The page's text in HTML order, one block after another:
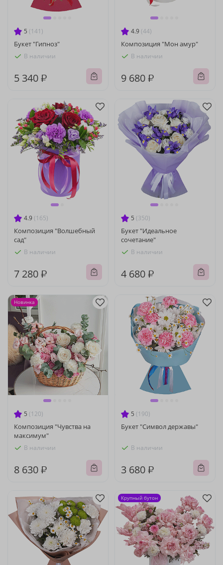
5 (141)
Букет "Гипноз"
В наличии
5 340 ₽
4.9 (44)
Композиция "Мон амур"
В наличии
9 680 ₽
4.9 (165)
Композиция "Волшебный
сад"
В наличии
7 280 ₽
5 (350)
Букет "Идеальное
сочетание"
В наличии
4 680 ₽
5 (120)
Композиция "Чувства на
максимум"
В наличии
8 630 ₽
Новинка
5 (190)
Букет "Символ державы"
В наличии
3 680 ₽
Крупный бутон